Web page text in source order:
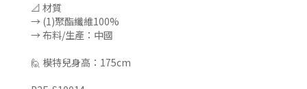
📐 材質
→ (1)聚酯纖維100%
→ 布料/生產：中國
🙋 模特兒身高：175cm